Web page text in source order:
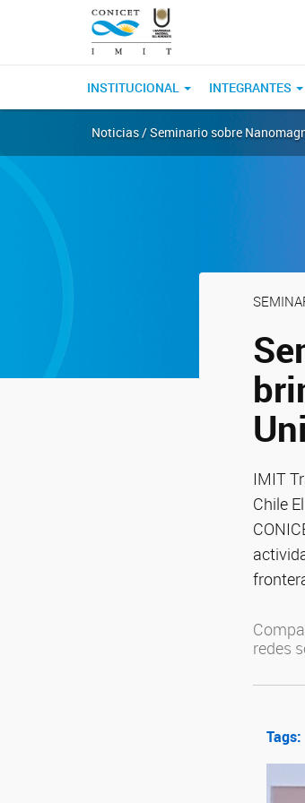
INSTITUCIONAL INTEGRANTES
Noticias / Seminario sobre
IMIT
Chile
redes
Tags: